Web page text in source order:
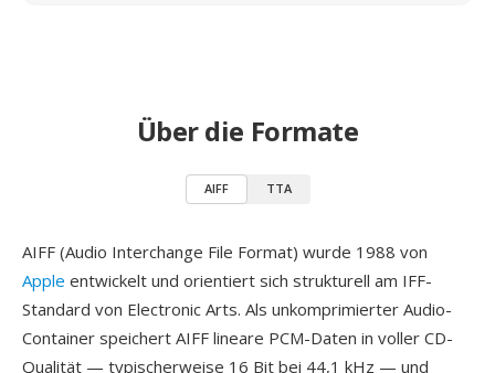
Über die Formate
AIFF TTA
AIFF (Audio Interchange File Format) wurde 1988 von
Apple entwickelt und orientiert sich strukturell am IFF-
Standard von Electronic Arts. Als unkomprimierter Audio-
Container speichert AIFF lineare PCM-Daten in voller CD-
Qualität — typischerweise 16 Bit bei 44,1 kHz — und